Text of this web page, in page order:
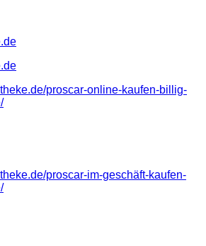
proscar-online-kaufen-billig-
proscar-im-geschäft-kaufen-